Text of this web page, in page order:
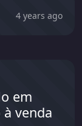
4 years ago
em
venda